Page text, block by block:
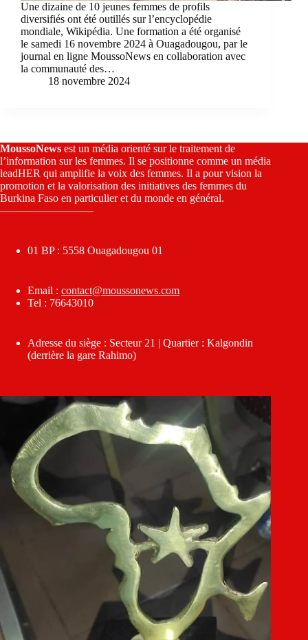
Une dizaine de 10 jeunes femmes de profils
diversifiés ont été outillés sur l’encyclopédie
mondiale, Wikipédia. Une formation a été organisé
le samedi 16 novembre 2024 à Ouagadougou, par le
journal en ligne MoussoNews en collaboration avec
la communauté des…
18 novembre 2024
MoussoNews est un média orienté sur le traitement de
l’information sur les femmes. Il se positionne comme un média
leadHER qui amplifie la voix des femmes. Il a pour vision la
promotion et la valorisation des initiatives des femmes du
Burkina Faso en particulier et du monde en général.
————————–
01 BP : 5558 Ouagadougou 01
Email : contact@moussonews.com
Tel : 76643010
Adresse du siège : Secteur 21 | Quartier : Kalgondin
(derrière la gare Rahimo)